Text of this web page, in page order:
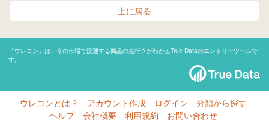
上に戻る
「ウレコン」は、今の市場で流通する商品の売行きがわかるTrue Dataのエントリーツールで
す。
ウレコンとは？ アカウント作成 ログイン
分類から探す
ヘルプ
会社概要 利用規約 お問い合わせ